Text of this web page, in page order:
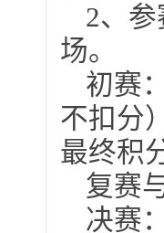
2、
场。
初赛
不扣分
最终积
复赛
决赛